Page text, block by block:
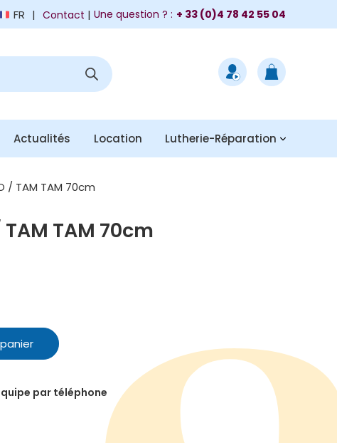
FR Contact | Une question ? : + 33 (0)4 78 42 55 04
Actualités Location Lutherie-Réparation
/ TAM TAM 70cm
TAM TAM 70cm
par téléphone